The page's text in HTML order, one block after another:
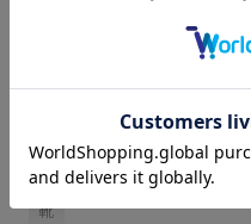
関連タグ
foot the coacher カジュ
靴